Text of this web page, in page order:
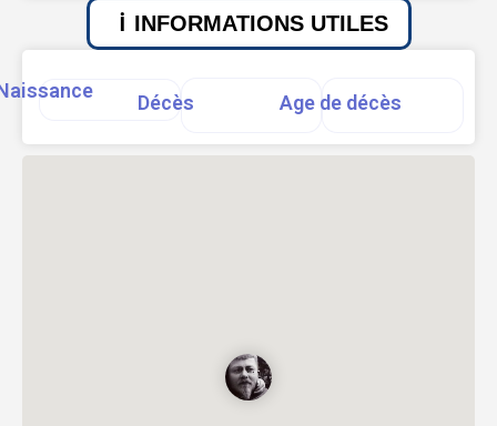
INFORMATIONS UTILES
Décès Age de décès